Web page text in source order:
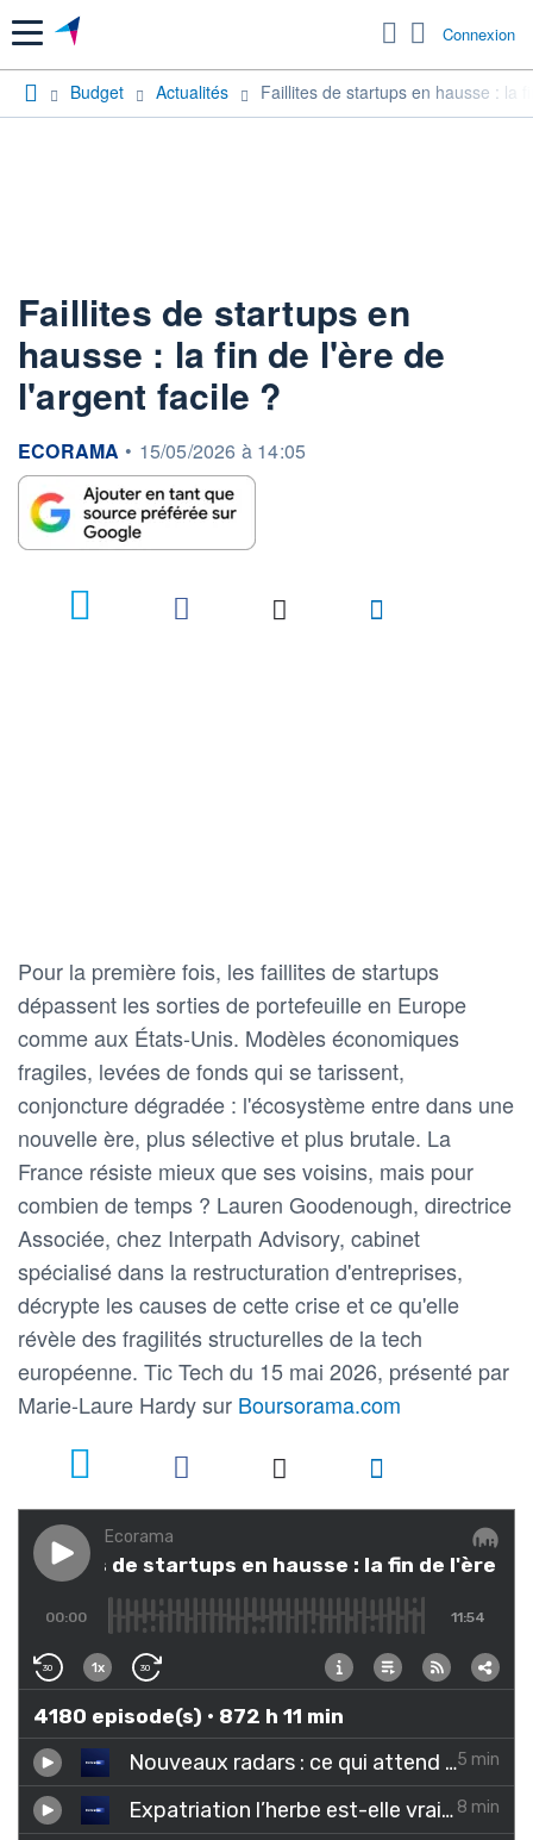
Menu Connexion
Budget Actualités Faillites de startups en hausse : la
Faillites de startups en
hausse : la fin de l'ère de
l'argent facile ?
information fournie par
ECORAMA • 15/05/2026 à 14:05
Pour la première fois, les faillites de startups
dépassent les sorties de portefeuille en Europe
comme aux États-Unis. Modèles économiques
fragiles, levées de fonds qui se tarissent,
conjoncture dégradée : l'écosystème entre dans une
nouvelle ère, plus sélective et plus brutale. La
France résiste mieux que ses voisins, mais pour
combien de temps ? Lauren Goodenough, directrice
Associée, chez Interpath Advisory, cabinet
spécialisé dans la restructuration d'entreprises,
décrypte les causes de cette crise et ce qu'elle
révèle des fragilités structurelles de la tech
européenne. Tic Tech du 15 mai 2026, présenté par
Marie-Laure Hardy sur Boursorama.com